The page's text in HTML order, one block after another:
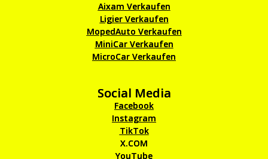
Aixam Verkaufen
Ligier Verkaufen
MopedAuto Verkaufen
MiniCar Verkaufen
MicroCar Verkaufen
Social Media
Facebook
Instagram
TikTok
X.COM
YouTube